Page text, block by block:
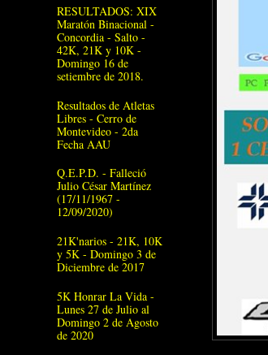
RESULTADOS: XIX
Maratón Binacional -
Concordia - Salto -
42K, 21K y 10K -
Domingo 16 de
setiembre de 2018.
Resultados de Atletas
Libres - Cerro de
Montevideo - 2da
Fecha AAU
Q.E.P.D. - Falleció
Julio César Martínez
(17/11/1967 -
12/09/2020)
21K'narios - 21K, 10K
y 5K - Domingo 3 de
Diciembre de 2017
5K Honrar La Vida -
Lunes 27 de Julio al
Domingo 2 de Agosto
de 2020